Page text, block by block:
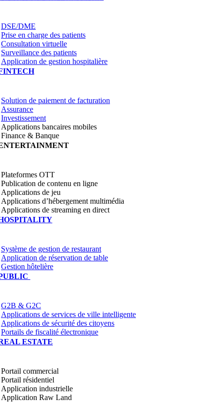
DSE/DME
Prise en charge des patients
Consultation virtuelle
Surveillance des patients
Application de gestion hospitalière
Solution de paiement de facturation
Assurance
Investissement
Applications bancaires mobiles
Finance & Banque
Plateformes OTT
Publication de contenu en ligne
Applications de jeu
Applications d’hébergement multimédia
Applications de streaming en direct
Système de gestion de restaurant
Application de réservation de table
Gestion hôtelière
G2B & G2C
Applications de services de ville intelligente
Applications de sécurité des citoyens
Portails de fiscalité électronique
ESTATE
Portail commercial
Portail résidentiel
Application industrielle
Application Raw Land